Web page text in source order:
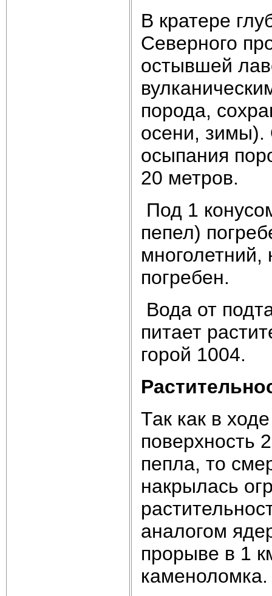
В кратере
Северного
остывшей
порода,
осени, зимы).
осыпания
20 метров.
Под 1
пепел)
многолетний,
погребен.
Вода от
питает
горой 1004.
Так как в
поверхность
пепла, то
накрылась
аналогом
прорыве в 1
каменоломка.